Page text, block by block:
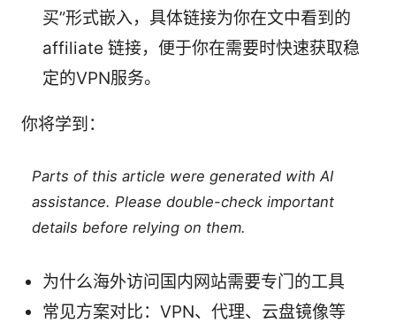
买”形式嵌入，具体链接为你在文中看到的
affiliate 链接，便于你在需要时快速获取稳
定的VPN服务。
你将学到：
Parts of this article were generated with AI
assistance. Please double-check important
details before relying on them.
为什么海外访问国内网站需要专门的工具
常见方案对比：VPN、代理、云盘镜像等